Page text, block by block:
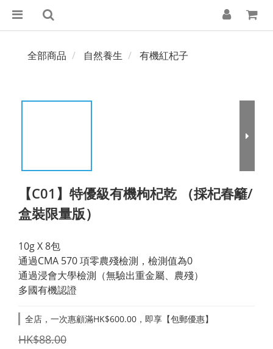
全部商品 自然養生 有機紅杞子
【C01】特優級有機枸杞乾 （採杞春籬/
盒裝限量版）
10g X 8包
通過CMA 570 項零農殘檢測，檢測值為0
通過浸會大學檢測（無驗出重金屬、農殘）
多國有機認證
全店，一次惠顧滿HK$600.00，即享【包郵優惠】
HK$88.00